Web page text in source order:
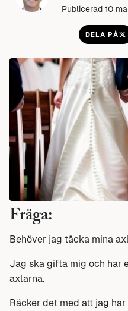
Publicerad 10
DELA PÅ
Fråga:
Behöver jag täcka mina
Jag ska gifta mig och har
axlarna.
Räcker det med att jag